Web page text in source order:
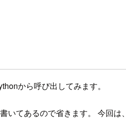
から呼び出してみます。
てあるので省きます。 今回